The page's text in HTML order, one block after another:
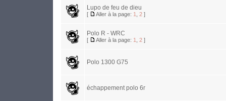
Lupo de feu de dieu
[ Aller à la page: 1 2 ]
Polo R - WRC
[ Aller à la page: 1 2 ]
Polo 1300 G75
échappement polo 6r